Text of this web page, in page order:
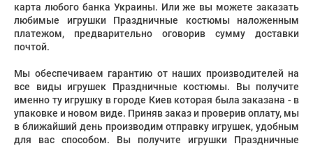
карта любого банка Украины. Или же вы можете заказать
любимые игрушки Праздничные костюмы наложенным
платежом, предварительно оговорив сумму доставки
почтой.
Мы обеспечиваем гарантию от наших производителей на
все виды игрушек Праздничные костюмы. Вы получите
именно ту игрушку в городе Киев которая была заказана - в
упаковке и новом виде. Приняв заказ и проверив оплату, мы
в ближайший день производим отправку игрушек, удобным
для вас способом. Вы получите игрушки Праздничные